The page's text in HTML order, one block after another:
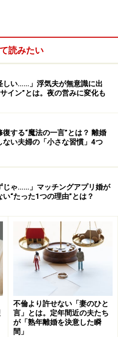
のか」と逆切れし、「そも
」と妻を責める居直りパター
まれた勢いで一気に夫婦関
前への気持ちはなくなった
的な離婚話に発展しまうな
い方向に進んでしまうことも
は、「もしや浮気？」と思っ
ずは妻の勘があたっている
、冷静に情報収集すること
ポイントを見れば、夫が浮気
のでしょうか？ その見破り
しましょう。
読みたい
しい……」浮気夫が無意識に出
イン”とは。夜の営みに変化も
復する“魔法の一言”とは？ 離婚
ない夫婦の「小さな習慣」4つ
じゃ……」マッチングアプリ婚が
い“たった1つの理由”とは？
不倫より許せない「妻のひと
言」とは。定年間近の夫たち
が「熟年離婚を決意した瞬
間」